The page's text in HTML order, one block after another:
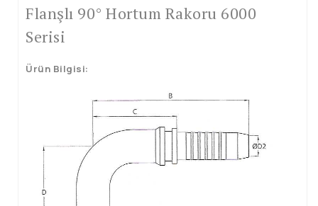
Halka Soketler
Redüksiyon
BSP Maşonlar
Diğer Ürünler
Flanşlı 90° Hortum Rakoru 6000
Serisi
Ürün Bilgisi: